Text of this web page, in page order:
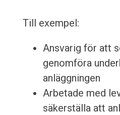
Till exempel:
Ansvarig för att
genomföra
anläggningen
Arbetade med
säkerställa att